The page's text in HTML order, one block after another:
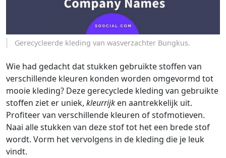
Gerecycleerde kleding van wasverzachter Bungkus.
Wie had gedacht dat stukken gebruikte stoffen van
verschillende kleuren konden worden omgevormd tot
mooie kleding? Deze gerecyclede kleding van gebruikte
stoffen ziet er uniek, kleurrijk en aantrekkelijk uit.
Profiteer van verschillende kleuren of stofmotieven.
Naai alle stukken van deze stof tot het een brede stof
wordt. Vorm het vervolgens in de kleding die je leuk
vindt.